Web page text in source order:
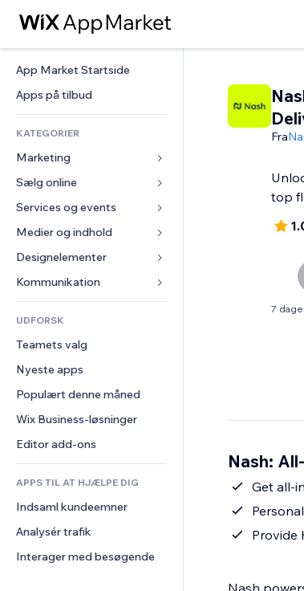
App Market Startside
Apps på tilbud
KATEGORIER
Marketing
Annoncer
Mobil
Statistikker
Hjemmesideregister
E-mail
Sælg online
Apps til Webshops
Forsendelse og levering
Sælg-knapper
Bogføring
Kuponer og loyalitet
Lagerløsninger
Services og events
Hoteller
Events
Restauranter
Ejendomshandel
Bookinger
Medier og indhold
Galleri
Musik
Podcasts
Fotografi
Video
PDF
Fildeling
Nyheder
Designelementer
Kort og Navigation
Privatliv & Sikkerhed
Ur
Sideskabeloner
Billedeffekter
Knapper og menuer
Bannere og badges
Lommeregnere
Søg
Vejr
Diagrammer og tabeller
Formularer
Meningsmålinger
Chat
Kommentarer
Telefon
Fællesskab
Anmeldelser og anbefalinger
CRM
UDFORSK
Teamets valg
Nyeste apps
Populært denne måned
Wix Business-løsninger
Editor add-ons
APPS TIL AT HJÆLPE DIG
Indsaml kundeemner
Analysér trafik
Interager med besøgende
Fra
top
7
Nash:
Get all-
Provide